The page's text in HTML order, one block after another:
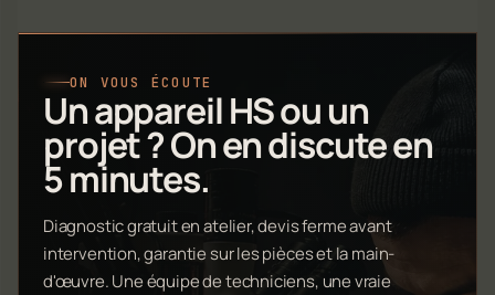
ON VOUS ÉCOUTE
Un appareil HS ou un
projet ? On en discute en
5 minutes.
Diagnostic gratuit en atelier, devis ferme avant
intervention, garantie sur les pièces et la main-
d'œuvre. Une équipe de techniciens, une vraie